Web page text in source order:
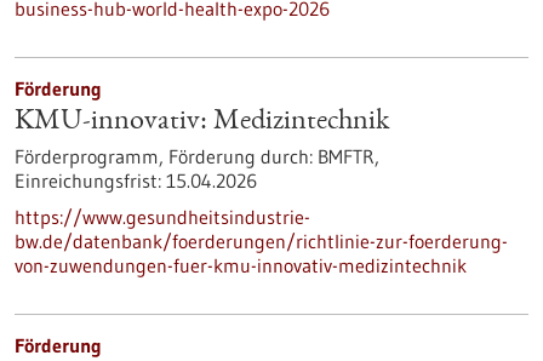
business-hub-world-health-expo-2026
Förderung
KMU-innovativ: Medizintechnik
Förderprogramm, Förderung durch: BMFTR,
Einreichungsfrist: 15.04.2026
https://www.gesundheitsindustrie-
bw.de/datenbank/foerderungen/richtlinie-zur-foerderung-
von-zuwendungen-fuer-kmu-innovativ-medizintechnik
Förderung